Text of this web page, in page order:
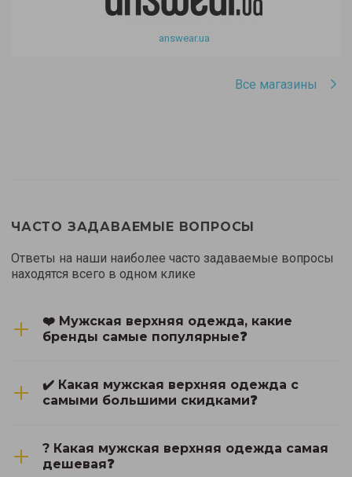
answear.ua
Все магазины
ЧАСТО ЗАДАВАЕМЫЕ ВОПРОСЫ
Ответы на наши наиболее часто задаваемые вопросы
находятся всего в одном клике
❤️ Мужская верхняя одежда, какие
бренды самые популярные❓
✔️ Какая мужская верхняя одежда с
самыми большими скидками❓
? Какая мужская верхняя одежда самая
дешевая❓